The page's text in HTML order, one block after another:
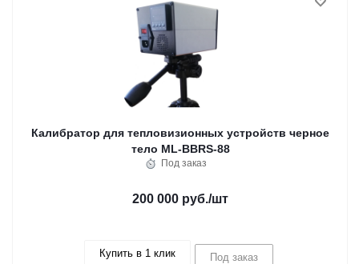
Калибратор для тепловизионных устройств черное
тело ML-BBRS-88
Под заказ
200 000 руб./шт
Купить в 1 клик Под заказ